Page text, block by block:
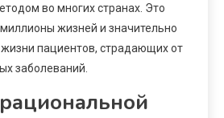
во многих странах. Это
жизней и значительно
пациентов, страдающих от
заболеваний.